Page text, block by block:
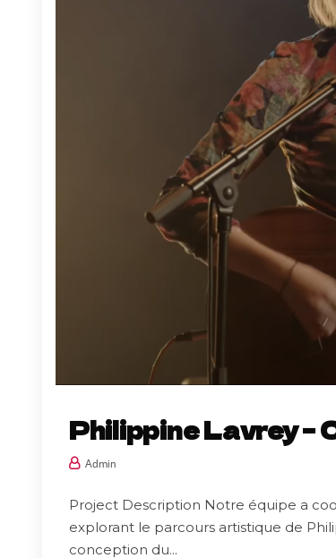
Philippine Lavrey –
Admin
Project Description Notre équipe a
explorant le parcours artistique de
conception du...